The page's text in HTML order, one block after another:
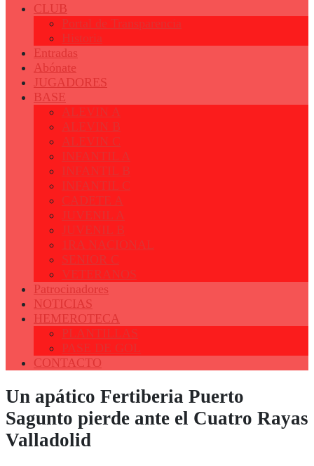
CLUB
Portal de Transparencia
Historia
Entradas
Abónate
JUGADORES
BASE
ALEVIN A
ALEVIN B
ALEVIN C
INFANTIL A
INFANTIL B
INFANTIL C
CADETE A
JUVENIL A
JUVENIL B
1RA NACIONAL
SENIOR C
VETERANOS
Patrocinadores
NOTICIAS
HEMEROTECA
PLANTILLAS
PASE DE GOL
CONTACTO
Un apático Fertiberia Puerto
Sagunto pierde ante el Cuatro Rayas
Valladolid